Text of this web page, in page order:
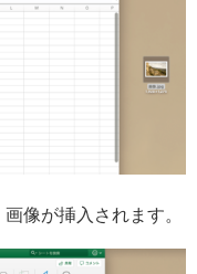
像が挿入されます。